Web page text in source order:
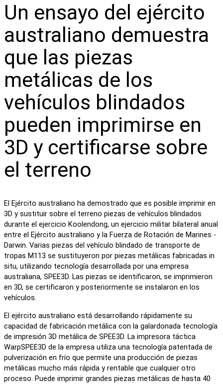
Un ensayo del ejército
australiano demuestra
que las piezas
metálicas de los
vehículos blindados
pueden imprimirse en
3D y certificarse sobre
el terreno
El Ejército australiano ha demostrado que es posible imprimir en
3D y sustituir sobre el terreno piezas de vehículos blindados
durante el ejercicio Koolendong, un ejercicio militar bilateral anual
entre el Ejército australiano y la Fuerza de Rotación de Marines -
Darwin. Varias piezas del vehículo blindado de transporte de
tropas M113 se sustituyeron por piezas metálicas fabricadas in
situ, utilizando tecnología desarrollada por una empresa
australiana, SPEE3D. Las piezas se identificaron, se imprimieron
en 3D, se certificaron y posteriormente se instalaron en los
vehículos.
El ejército australiano está desarrollando rápidamente su
capacidad de fabricación metálica con la galardonada tecnología
de impresión 3D metálica de SPEE3D. La impresora táctica
WarpSPEE3D de la empresa utiliza una tecnología patentada de
pulverización en frío que permite una producción de piezas
metálicas mucho más rápida y rentable que cualquier otro
proceso. Puede imprimir grandes piezas metálicas de hasta 40